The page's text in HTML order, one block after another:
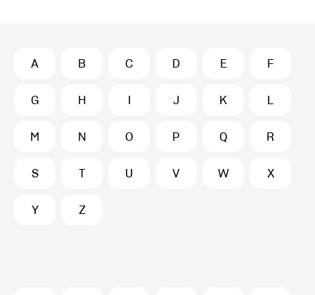
A B C D E F
G H I J K L
M N O P Q R
S T U V W X
Y Z